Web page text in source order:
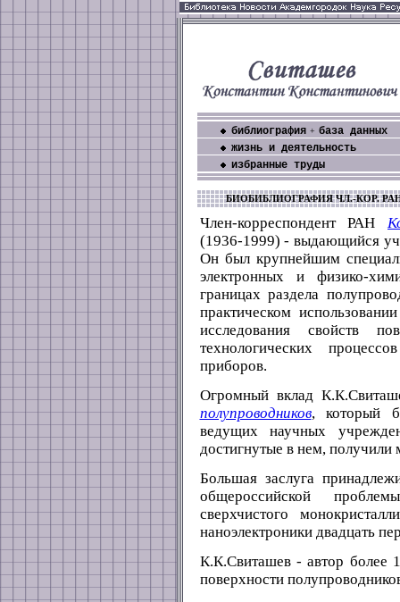
библиография + база данных
жизнь и деятельность
избранные труды
БИОБИБЛИОГРАФИЯ ЧЛ.-КОР.
Член-корреспондент РАН
(1936-1999) - выдающийся
Он был крупнейшим
электронных и физико-
границах раздела
практическом
исследования свойств
технологических
приборов.
Огромный вклад
полупроводников, который
ведущих научных
достигнутые в нем, получили
Большая заслуга
общероссийской
сверхчистого
наноэлектроники двадцать
К.К.Свиташев - автор более
поверхности